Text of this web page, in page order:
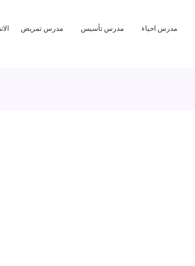
مدرس احياء مدرس تأسيس مدرس تمريض